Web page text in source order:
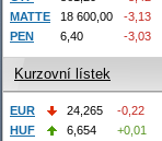
MATTE
18 600,00
-3,13
PEN
6,40 -3,03
Kurzovní lístek
EUR 24,265
-0,22
HUF
6,654
+0,01